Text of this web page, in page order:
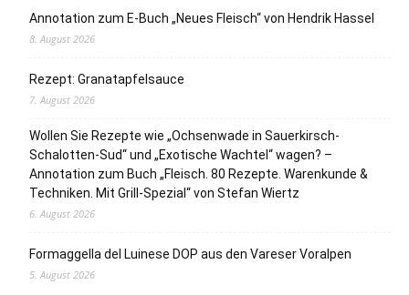
Annotation zum E-Buch „Neues Fleisch“ von Hendrik Hassel
8. August 2026
Rezept: Granatapfelsauce
7. August 2026
Wollen Sie Rezepte wie „Ochsenwade in Sauerkirsch-
Schalotten-Sud“ und „Exotische Wachtel“ wagen? –
Annotation zum Buch „Fleisch. 80 Rezepte. Warenkunde &
Techniken. Mit Grill-Spezial“ von Stefan Wiertz
6. August 2026
Formaggella del Luinese DOP aus den Vareser Voralpen
5. August 2026